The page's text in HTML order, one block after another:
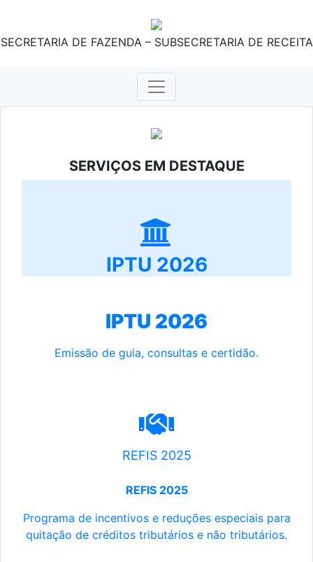
SECRETARIA DE FAZENDA – SUBSECRETARIA DE RECEITA
SERVIÇOS EM DESTAQUE
IPTU 2026
IPTU 2026
Emissão de guia, consultas e certidão.
REFIS 2025
REFIS 2025
Programa de incentivos e reduções especiais para
quitação de créditos tributários e não tributários.